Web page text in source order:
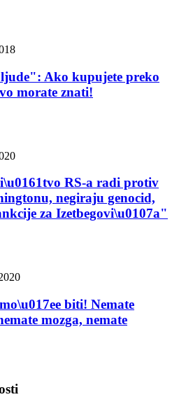
Ako kupujete preko
morate znati!
RS-a radi protiv
negiraju genocid,
za Izetbegovi\u0107a"
biti! Nemate
mozga, nemate